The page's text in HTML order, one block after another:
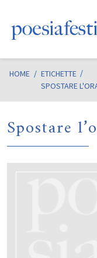
HOME / ETICHETTE
SPOSTARE
Spostare